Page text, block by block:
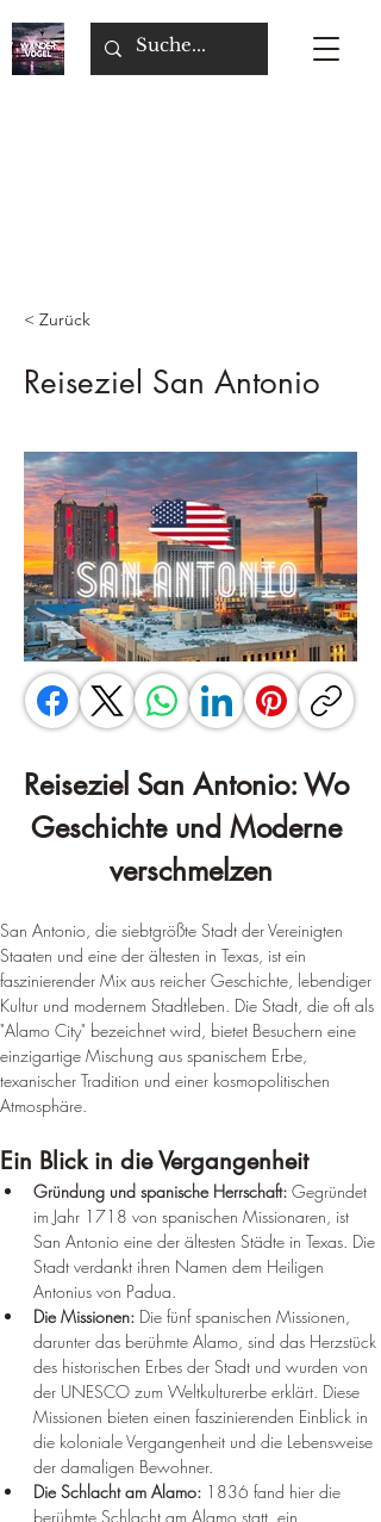
< Zurück
Reiseziel San Antonio
Reiseziel San Antonio: Wo
Geschichte und Moderne
verschmelzen
San Antonio, die siebtgrößte Stadt der Vereinigten
Staaten und eine der ältesten in Texas, ist ein
faszinierender Mix aus reicher Geschichte, lebendiger
Kultur und modernem Stadtleben. Die Stadt, die oft als
"Alamo City" bezeichnet wird, bietet Besuchern eine
einzigartige Mischung aus spanischem Erbe,
texanischer Tradition und einer kosmopolitischen
Atmosphäre.
Ein Blick in die Vergangenheit
Gründung und spanische Herrschaft: Gegründet
im Jahr 1718 von spanischen Missionaren, ist
San Antonio eine der ältesten Städte in Texas. Die
Stadt verdankt ihren Namen dem Heiligen
Antonius von Padua.
Die Missionen: Die fünf spanischen Missionen,
darunter das berühmte Alamo, sind das Herzstück
des historischen Erbes der Stadt und wurden von
der UNESCO zum Weltkulturerbe erklärt. Diese
Missionen bieten einen faszinierenden Einblick in
die koloniale Vergangenheit und die Lebensweise
der damaligen Bewohner.
Die Schlacht am Alamo: 1836 fand hier die
berühmte Schlacht am Alamo statt, ein